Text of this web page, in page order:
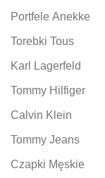
Portfele Anekke
Torebki Tous
Karl Lagerfeld
Tommy Hilfiger
Calvin Klein
Tommy Jeans
Czapki Męskie